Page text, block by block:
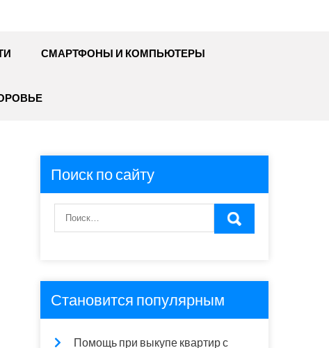
СМАРТФОНЫ И КОМПЬЮТЕРЫ
Поиск по сайту
Становится популярным
Помощь при выкупе квартир с